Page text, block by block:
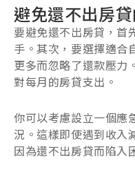
避免還不出房
要避免還不出房貸，首
手。其次，要選擇適合
更多而忽略了還款壓力
對每月的房貸支出。
你可以考慮設立一個應
況。這樣即使遇到收入
因為還不出房貸而陷入